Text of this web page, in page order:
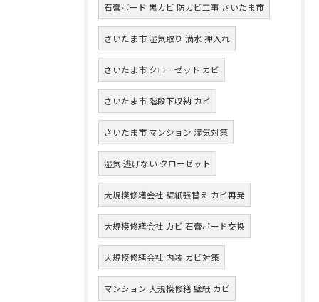
石膏ボード 黒カビ 防カビ工事 さいたま市
さいたま市 湿気取り 満水 押入れ
さいたま市 クローゼット カビ
さいたま市 階段下収納 カビ
さいたま市 マンション 湿気対策
湿気 逃げない クローゼット
大規模修繕会社 壁紙張替え カビ再発
大規模修繕会社 カビ 石膏ボード交換
大規模修繕会社 内装 カビ対策
マンション 大規模修繕 壁紙 カビ